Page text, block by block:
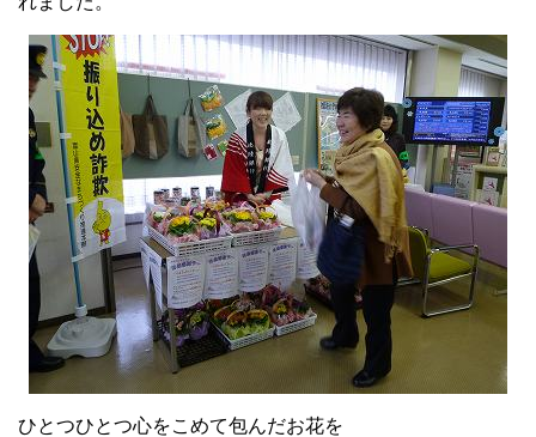
ひとつひとつ心をこめて包んだお花を